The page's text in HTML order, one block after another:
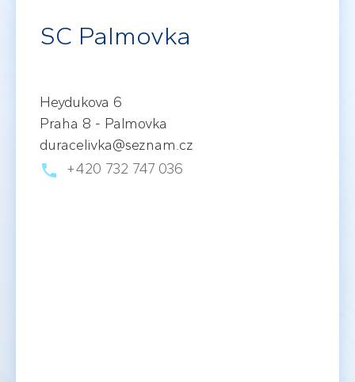
SC Palmovka
Heydukova 6
Praha 8 - Palmovka
duracelivka@seznam.cz
+420 732 747 036